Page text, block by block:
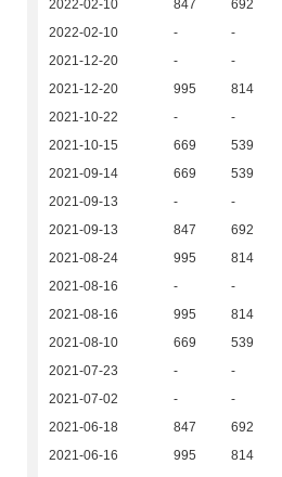
2022-02-10 847 692
2022-02-10
- -
2021-12-20
- -
2021-12-20
995 814
2021-10-22
- -
2021-10-15
669 539
2021-09-14
669 539
2021-09-13
- -
2021-09-13
847 692
2021-08-24
995 814
2021-08-16
- -
2021-08-16
995 814
2021-08-10
669 539
2021-07-23
- -
2021-07-02
- -
2021-06-18
847 692
2021-06-16
995 814